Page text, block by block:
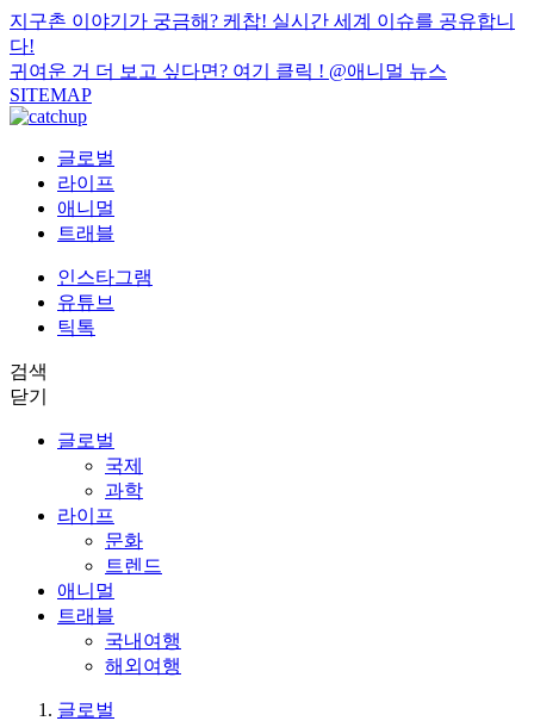
지구촌 이야기가 궁금해? 케찹! 실시간 세계 이슈를 공유합니
다!
귀여운 거 더 보고 싶다면? 여기 클릭 ! @애니멀 뉴스
SITEMAP
글로벌
라이프
애니멀
트래블
인스타그램
유튜브
틱톡
검색
닫기
글로벌
국제
과학
라이프
문화
트렌드
애니멀
트래블
국내여행
해외여행
글로벌